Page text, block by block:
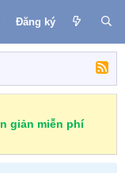
Đăng ký
giản miễn phí